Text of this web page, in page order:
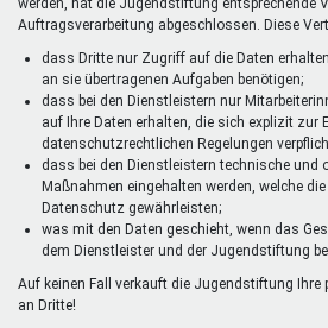
Auftragsverarbeitung abgeschlossen. Diese
dass Dritte nur Zugriff auf die Daten
an sie übertragenen Aufgaben benötigen;
dass bei den Dienstleistern nur
auf Ihre Daten erhalten, die sich explizit zur
datenschutzrechtlichen Regelungen
dass bei den Dienstleistern technische und
Maßnahmen eingehalten werden, welche
Datenschutz gewährleisten;
was mit den Daten geschieht, wenn das
dem Dienstleister und der Jugendstiftung
Auf keinen Fall verkauft die Jugendstiftung Ihre
an Dritte!